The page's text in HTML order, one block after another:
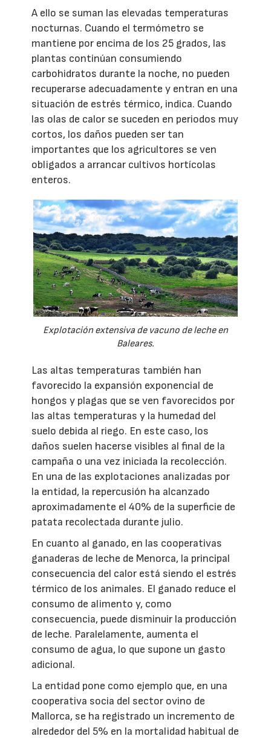
A ello se suman las elevadas temperaturas
nocturnas. Cuando el termómetro se
mantiene por encima de los 25 grados, las
plantas continúan consumiendo
carbohidratos durante la noche, no pueden
recuperarse adecuadamente y entran en una
situación de estrés térmico, indica. Cuando
las olas de calor se suceden en periodos muy
cortos, los daños pueden ser tan
importantes que los agricultores se ven
obligados a arrancar cultivos hortícolas
enteros.
Explotación extensiva de vacuno de leche en
Baleares.
Las altas temperaturas también han
favorecido la expansión exponencial de
hongos y plagas que se ven favorecidos por
las altas temperaturas y la humedad del
suelo debida al riego. En este caso, los
daños suelen hacerse visibles al final de la
campaña o una vez iniciada la recolección.
En una de las explotaciones analizadas por
la entidad, la repercusión ha alcanzado
aproximadamente el 40% de la superficie de
patata recolectada durante julio.
En cuanto al ganado, en las cooperativas
ganaderas de leche de Menorca, la principal
consecuencia del calor está siendo el estrés
térmico de los animales. El ganado reduce el
consumo de alimento y, como
consecuencia, puede disminuir la producción
de leche. Paralelamente, aumenta el
consumo de agua, lo que supone un gasto
adicional.
La entidad pone como ejemplo que, en una
cooperativa socia del sector ovino de
Mallorca, se ha registrado un incremento de
alrededor del 5% en la mortalidad habitual de